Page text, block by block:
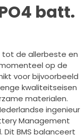
batt.
tot de allerbeste en
op de
voor bijvoorbeeld
kwaliteitseisen
materialen.
ingenieur
Management
BMS balanceert